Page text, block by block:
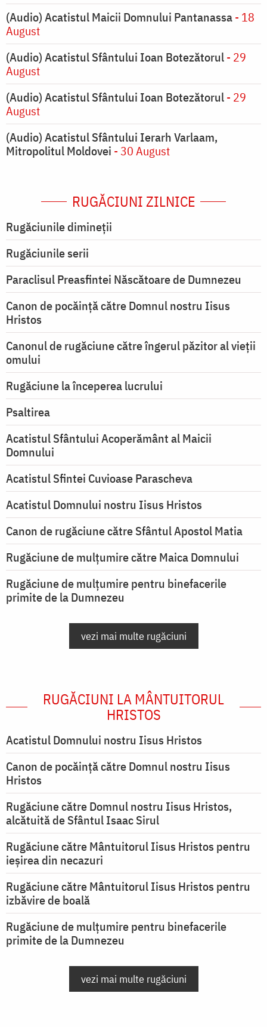
(Audio) Acatistul Maicii Domnului Pantanassa- 18
August
(Audio) Acatistul Sfântului Ioan Botezătorul- 29
August
(Audio) Acatistul Sfântului Ioan Botezătorul- 29
August
(Audio) Acatistul Sfântului Ierarh Varlaam,
Mitropolitul Moldovei - 30 August
RUGĂCIUNI ZILNICE
Rugăciunile dimineții
Rugăciunile serii
Paraclisul Preasfintei Născătoare de Dumnezeu
Canon de pocăință către Domnul nostru Iisus
Hristos
Canonul de rugăciune către îngerul păzitor al vieții
omului
Rugăciune la începerea lucrului
Psaltirea
Acatistul Sfântului Acoperământ al Maicii
Domnului
Acatistul Sfintei Cuvioase Parascheva
Acatistul Domnului nostru Iisus Hristos
Canon de rugăciune către Sfântul Apostol Matia
Rugăciune de mulţumire către Maica Domnului
Rugăciune de mulțumire pentru binefacerile
primite de la Dumnezeu
vezi mai multe rugăciuni
RUGĂCIUNI LA MÂNTUITORUL
HRISTOS
Acatistul Domnului nostru Iisus Hristos
Canon de pocăință către Domnul nostru Iisus
Hristos
Rugăciune către Domnul nostru Iisus Hristos,
alcătuită de Sfântul Isaac Sirul
Rugăciune către Mântuitorul Iisus Hristos pentru
ieşirea din necazuri
Rugăciune către Mântuitorul Iisus Hristos pentru
izbăvire de boală
Rugăciune de mulțumire pentru binefacerile
primite de la Dumnezeu
vezi mai multe rugăciuni